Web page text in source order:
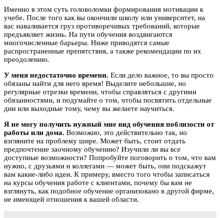
Именно в этом суть головоломки формирования мотивации к
учебе. После того как вы окончили школу или университет, на
вас наваливается груз противоречивых требований, которые
предъявляет жизнь. На пути обучения воздвигаются
многочисленные барьеры. Ниже приводятся самые
распространенные препятствия, а также рекомендации по их
преодолению.
У меня недостаточно времени. Если дело важное, то вы просто
обязаны найти для него время! Выделите небольшие, но
регулярные отрезки времени, чтобы справляться с другими
обязанностями, и подумайте о том, чтобы посвятить отдельные
дни или выходные тому, чему вы желаете научиться.
Я не могу получить нужный мне вид обучения поблизости от
работы или дома. Возможно, это действительно так, но
взгляните на проблему шире. Может быть, стоит отдать
предпочтение заочному обучению? Изучили ли вы все
доступные возможности? Попробуйте поговорить о том, что вам
нужно, с друзьями и коллегами — может быть, они подскажут
вам какие-либо идеи. К примеру, вместо того чтобы записаться
на курсы обучения работе с клиентами, почему бы вам не
взглянуть, как подобное обучение организовано в другой фирме,
не имеющей отношения к вашей области.